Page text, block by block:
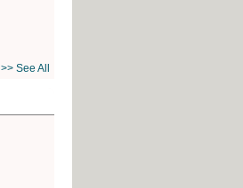
>> See All